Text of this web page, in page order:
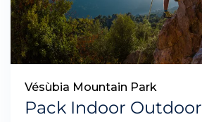
Vésùbia Mountain Park
Pack Indoor Outdoor